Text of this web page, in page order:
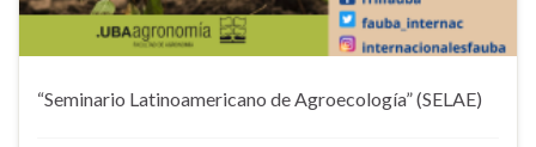
“Seminario Latinoamericano de Agroecología” (SELAE)